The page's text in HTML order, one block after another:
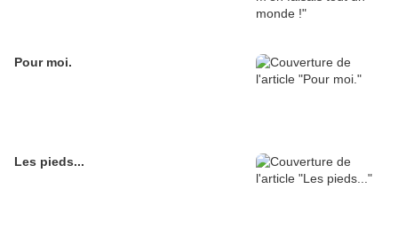
Pour moi.
Les pieds...